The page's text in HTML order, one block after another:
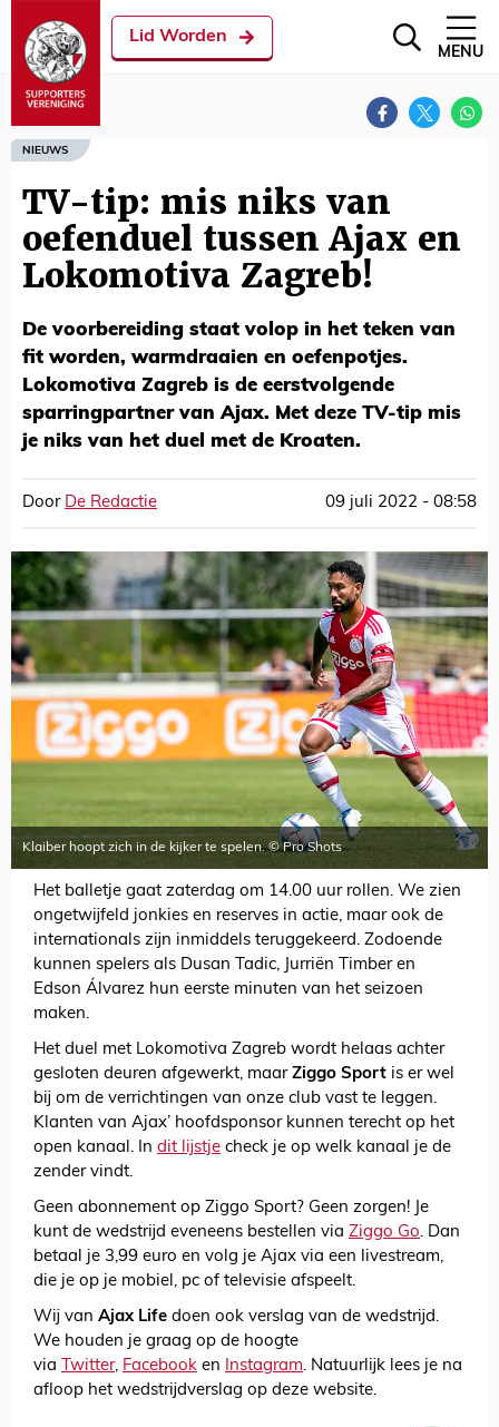
Lid Worden
MENU
NIEUWS
TV-tip: mis niks van
oefenduel tussen Ajax en
Lokomotiva Zagreb!
De voorbereiding staat volop in het teken van
fit worden, warmdraaien en oefenpotjes.
Lokomotiva Zagreb is de eerstvolgende
sparringpartner van Ajax. Met deze TV-tip mis
je niks van het duel met de Kroaten.
Door De Redactie 09 juli 2022 - 08:58
Klaiber hoopt zich in de kijker te spelen. © Pro Shots
Het balletje gaat zaterdag om 14.00 uur rollen. We zien
ongetwijfeld jonkies en reserves in actie, maar ook de
internationals zijn inmiddels teruggekeerd. Zodoende
kunnen spelers als Dusan Tadic, Jurriën Timber en
Edson Álvarez hun eerste minuten van het seizoen
maken.
Het duel met Lokomotiva Zagreb wordt helaas achter
gesloten deuren afgewerkt, maar Ziggo Sport is er wel
bij om de verrichtingen van onze club vast te leggen.
Klanten van Ajax’ hoofdsponsor kunnen terecht op het
open kanaal. In dit lijstje check je op welk kanaal je de
zender vindt.
Geen abonnement op Ziggo Sport? Geen zorgen! Je
kunt de wedstrijd eveneens bestellen via Ziggo Go. Dan
betaal je 3,99 euro en volg je Ajax via een livestream,
die je op je mobiel, pc of televisie afspeelt.
Wij van Ajax Life doen ook verslag van de wedstrijd.
We houden je graag op de hoogte
via Twitter, Facebook en Instagram. Natuurlijk lees je na
afloop het wedstrijdverslag op deze website.